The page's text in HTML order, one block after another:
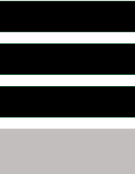
zum
Halskette zufriedengeben?
sie eignen sich alle